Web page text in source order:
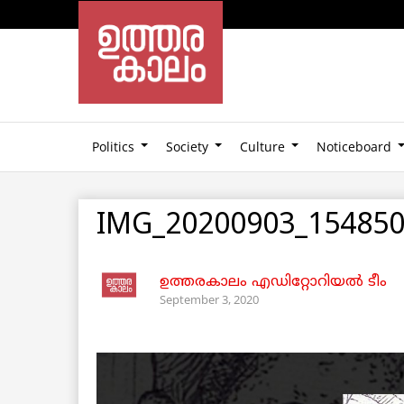
Politics Society Culture Noticeboard
ഉത്തരകാലം എഡിറ്റോറിയല്‍ ടീം
September 3, 2020